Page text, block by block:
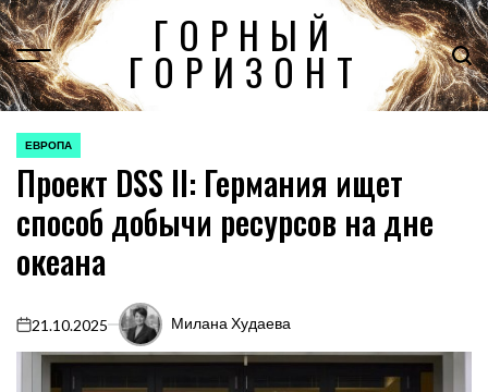
Перейти
к
содержимому
ГОРНЫЙ
ГОРИЗОНТ
ОПУБЛИКОВАНО
В
ЕВРОПА
Проект DSS II: Германия ищет
способ добычи ресурсов на дне
океана
on
21.10.2025 Милана Худаева